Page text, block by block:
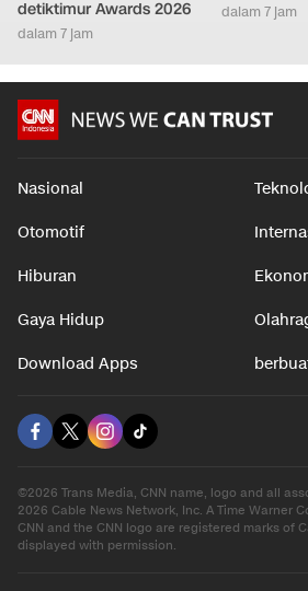
detiktimur Awards 2026
dalam 7 jam
dalam 7 jam
Nasional
Otomotif
Hiburan
Gaya Hidup
Download Apps
©2026 Trans Media, CNN name, logo and all
2026 Cable News Network, Inc. A Time Warner
CNN and the CNN logo are registered marks of
displayed with permission.